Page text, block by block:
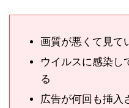
画質が悪くて見て
ウイルスに感染し
る
広告が何回も挿入